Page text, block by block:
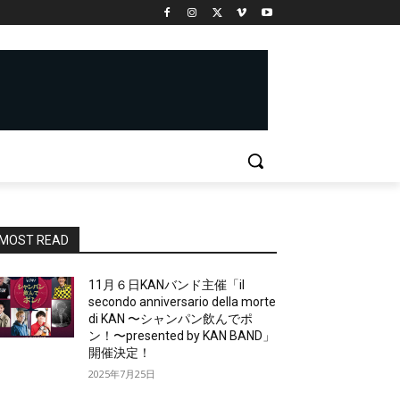
READ
11月６日KANバンド主催「il
secondo anniversario della morte
di KAN 〜シャンパン飲んでポ
ン！〜presented by KAN BAND」
開催決定！
2025年7月25日